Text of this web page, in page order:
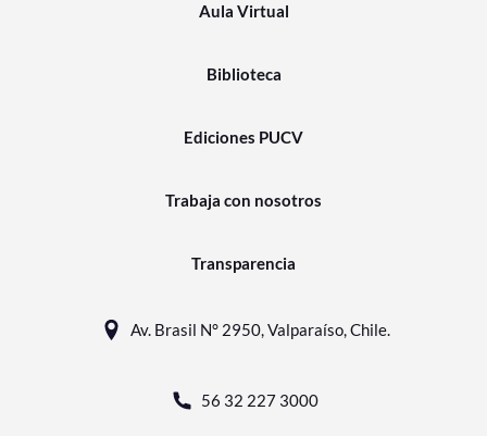
Aula Virtual
Biblioteca
Ediciones PUCV
Trabaja con nosotros
Transparencia
Av. Brasil N° 2950, Valparaíso, Chile.
56 32 227 3000